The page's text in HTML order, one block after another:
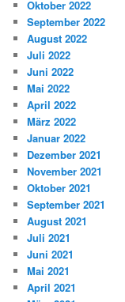
Oktober 2022
September 2022
August 2022
Juli 2022
Juni 2022
Mai 2022
April 2022
März 2022
Januar 2022
Dezember 2021
November 2021
Oktober 2021
September 2021
August 2021
Juli 2021
Juni 2021
Mai 2021
April 2021